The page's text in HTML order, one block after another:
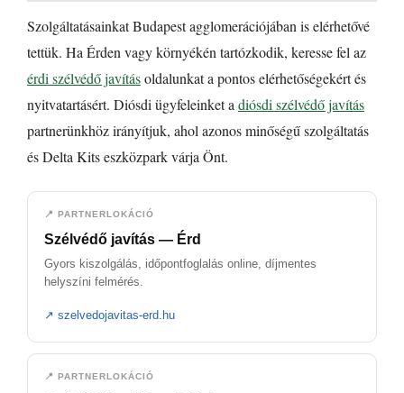
Szolgáltatásainkat Budapest agglomerációjában is elérhetővé
tettük. Ha Érden vagy környékén tartózkodik, keresse fel az
érdi szélvédő javításoldalunkat a pontos elérhetőségekért és
nyitvatartásért. Diósdi ügyfeleinket adiósdi szélvédő javítás
partnerünkhöz irányítjuk, ahol azonos minőségű szolgáltatás
és Delta Kits eszközpark várja Önt.
📍 PARTNERLOKÁCIÓ
Szélvédő javítás — Érd
Gyors kiszolgálás, időpontfoglalás online, díjmentes
helyszíni felmérés.
↗ szelvedojavitas-erd.hu
📍 PARTNERLOKÁCIÓ